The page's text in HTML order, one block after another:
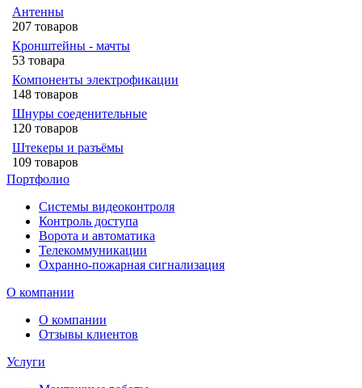
Антенны
207 товаров
Кронштейны - мачты
53 товара
Компоненты электрофикации
148 товаров
Шнуры соеденительные
120 товаров
Штекеры и разъёмы
109 товаров
Портфолио
Системы видеоконтроля
Контроль доступа
Ворота и автоматика
Телекоммуникации
Охранно-пожарная сигнализация
О компании
О компании
Отзывы клиентов
Услуги